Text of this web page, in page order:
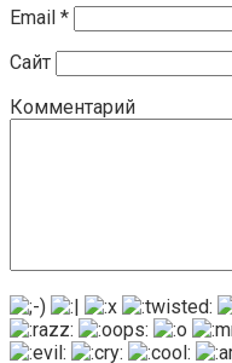
Email *
Сайт
Комментарий